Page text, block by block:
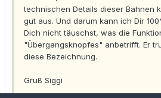
technischen Details dieser Bahnen
gut aus. Und darum kann ich Dir
Dich nicht täuschst, was die
"Übergangsknopfes" anbetrifft. Er
diese Bezeichnung.
Gruß Siggi